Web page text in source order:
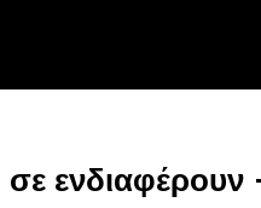
ενδιαφέρουν